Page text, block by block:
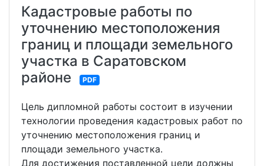
Кадастровые работы по
уточнению местоположения
границ и площади земельного
участка в Саратовском
районе
PDF
Цель дипломной работы состоит в изучении
технологии проведения кадастровых работ по
уточнению местоположения границ и
площади земельного участка.
Для достижения поставленной цели должны